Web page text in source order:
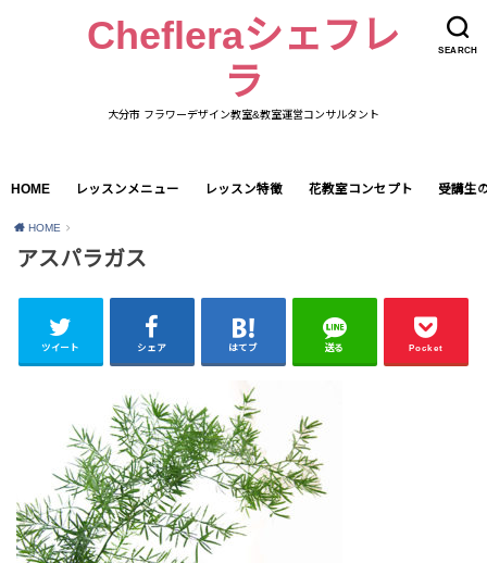
SEARCH
Chefleraシェフレ
ラ
大分市 フラワーデザイン教室&教室運営コンサルタント
HOME レッスンメニュー レッスン特徴 花教室コンセプト 受講生
HOME
アスパラガス
ツイート シェア はてブ 送る Pocket